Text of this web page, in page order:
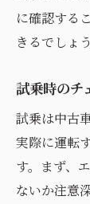
に確認する
きるでしょう
試乗時のチ
試乗は中古
実際に運転
す。まず、
ないか注意